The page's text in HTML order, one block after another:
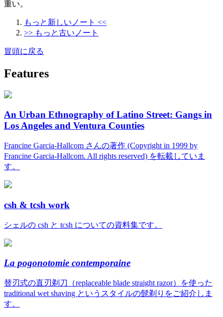
重い。
もっと新しいノート <<
>> もっと古いノート
冒頭に戻る
Features
An Urban Ethnography of Latino Street: Gangs in
Los Angeles and Ventura Counties
Francine Garcia-Hallcom さんの著作 (Copyright in 1999 by
Francine Garcia-Hallcom. All rights reserved) を転載していま
す。
csh & tcsh work
シェルの csh と tcsh についての資料集です。
La pogonotomie contemporaine
替刃式の直刃剃刀（replaceable blade straight razor）を使った
traditional wet shaving というスタイルの髭剃りをご紹介しま
す。